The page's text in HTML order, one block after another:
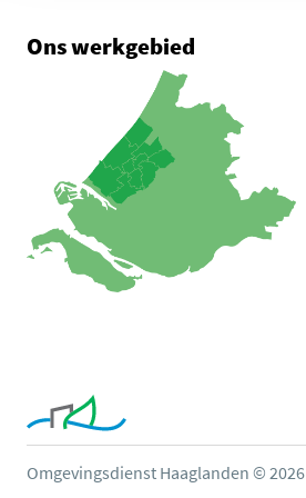
Ons werkgebied
Omgevingsdienst Haaglanden © 2026